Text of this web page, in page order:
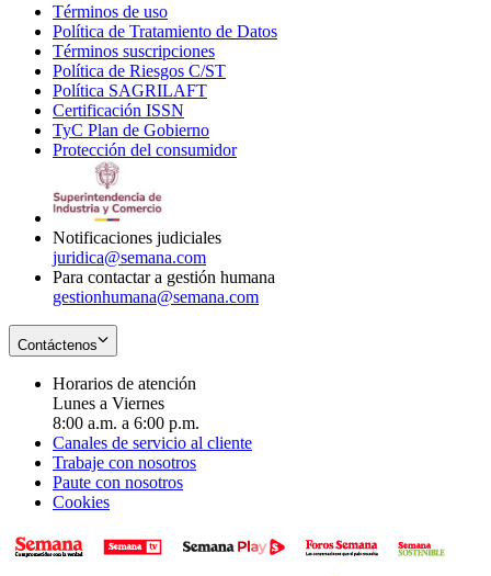
Términos de uso
in
new
window
Política de Tratamiento de Datos
Términos suscripciones
in
Política de Riesgos C/ST
Política SAGRILAFT
new
window
Certificación ISSN
in
new
TyC Plan de Gobierno
in
Protección del consumidorOpens
Notificaciones judiciales
juridica@semana.com
Para contactar a gestión humana
gestionhumana@semana.com
Contáctenos
Horarios de atención
Lunes a Viernes
8:00 a.m. a 6:00 p.m.
Canales de servicio al cliente
Trabaje con nosotros
Paute con nosotros
Cookies